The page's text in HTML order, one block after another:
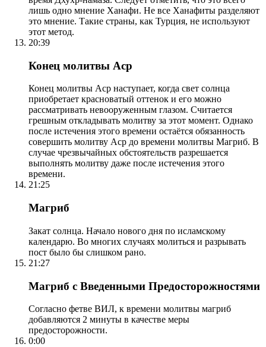
лишь одно мнение Ханафи. Не все Ханафиты разделяют
это мнение. Такие страны, как Турция, не используют
этот метод.
20:39
Конец молитвы Аср
Конец молитвы Аср наступает, когда свет солнца
приобретает красноватый оттенок и его можно
рассматривать невооруженным глазом. Считается
грешным откладывать молитву за этот момент. Однако
после истечения этого времени остаётся обязанность
совершить молитву Аср до времени молитвы Магриб. В
случае чрезвычайных обстоятельств разрешается
выполнять молитву даже после истечения этого
времени.
21:25
Магриб
Закат солнца. Начало нового дня по исламскому
календарю. Во многих случаях молиться и разрывать
пост было бы слишком рано.
21:27
Магриб с Введенными Предосторожностями
Согласно фетве ВИЛ, к времени молитвы магриб
добавляются 2 минуты в качестве меры
предосторожности.
0:00